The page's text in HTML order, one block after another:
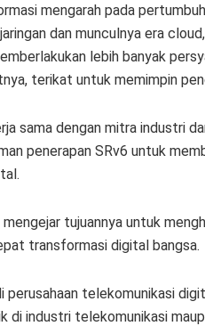
mengarah pada
dan munculnya era
lebih banyak
terikat untuk memimpin
sama dengan mitra industri
penerapan SRv6 untuk
tujuannya untuk
transformasi digital bangsa.
perusahaan telekomunikasi
di industri telekomunikasi